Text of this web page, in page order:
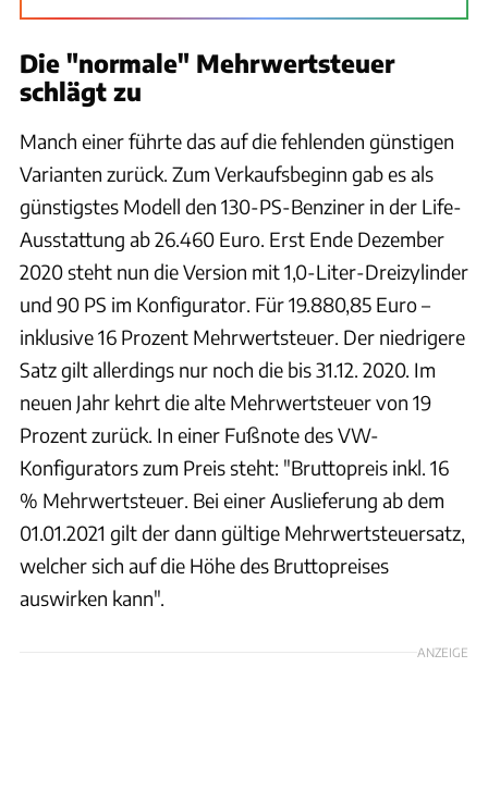
Die "normale" Mehrwertsteuer
schlägt zu
Manch einer führte das auf die fehlenden günstigen
Varianten zurück. Zum Verkaufsbeginn gab es als
günstigstes Modell den 130-PS-Benziner in der Life-
Ausstattung ab 26.460 Euro. Erst Ende Dezember
2020 steht nun die Version mit 1,0-Liter-Dreizylinder
und 90 PS im Konfigurator. Für 19.880,85 Euro –
inklusive 16 Prozent Mehrwertsteuer. Der niedrigere
Satz gilt allerdings nur noch die bis 31.12. 2020. Im
neuen Jahr kehrt die alte Mehrwertsteuer von 19
Prozent zurück. In einer Fußnote des VW-
Konfigurators zum Preis steht: "Bruttopreis inkl. 16
% Mehrwertsteuer. Bei einer Auslieferung ab dem
01.01.2021 gilt der dann gültige Mehrwertsteuersatz,
welcher sich auf die Höhe des Bruttopreises
auswirken kann".
ANZEIGE